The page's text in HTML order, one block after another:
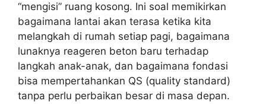
“mengisi” ruang kosong. Ini soal memikirkan
bagaimana lantai akan terasa ketika kita
melangkah di rumah setiap pagi, bagaimana
lunaknya reageren beton baru terhadap
langkah anak-anak, dan bagaimana fondasi
bisa mempertahankan QS (quality standard)
tanpa perlu perbaikan besar di masa depan.